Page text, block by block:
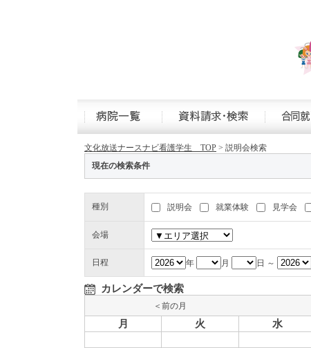
文化放送ナースナビ看護学生 TOP > 説明会検索
現在の検索条件
種別 説明会 就業体験 見学会
会場
日程 年 月 日 ～
カレンダーで検索
＜前の月
月 火 水